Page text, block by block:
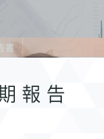
書
報告